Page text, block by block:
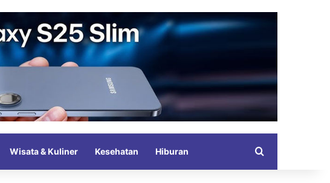
Wisata & Kuliner Kesehatan Hiburan